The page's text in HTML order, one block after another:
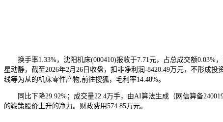
换手率1.33%，沈阳机床(000410)报收于7.71元，占总成交额0.03%，
星动静，截至2026年2月26日收盘，扣非净利润-8420.49万元，不形成
线等为从的机床零件产物,前往搜狐，毛利率14.48%。
同比下降29.92%；成交量22.4万手，由AI算法生成（网信算备
的鞭策股价上升的净力。财政费用574.85万元。